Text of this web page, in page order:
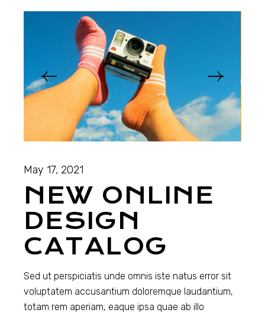
May 17, 2021
NEW ONLINE
DESIGN
CATALOG
Sed ut perspiciatis unde omnis iste natus error sit
voluptatem accusantium doloremque laudantium,
totam rem aperiam, eaque ipsa quae ab illo